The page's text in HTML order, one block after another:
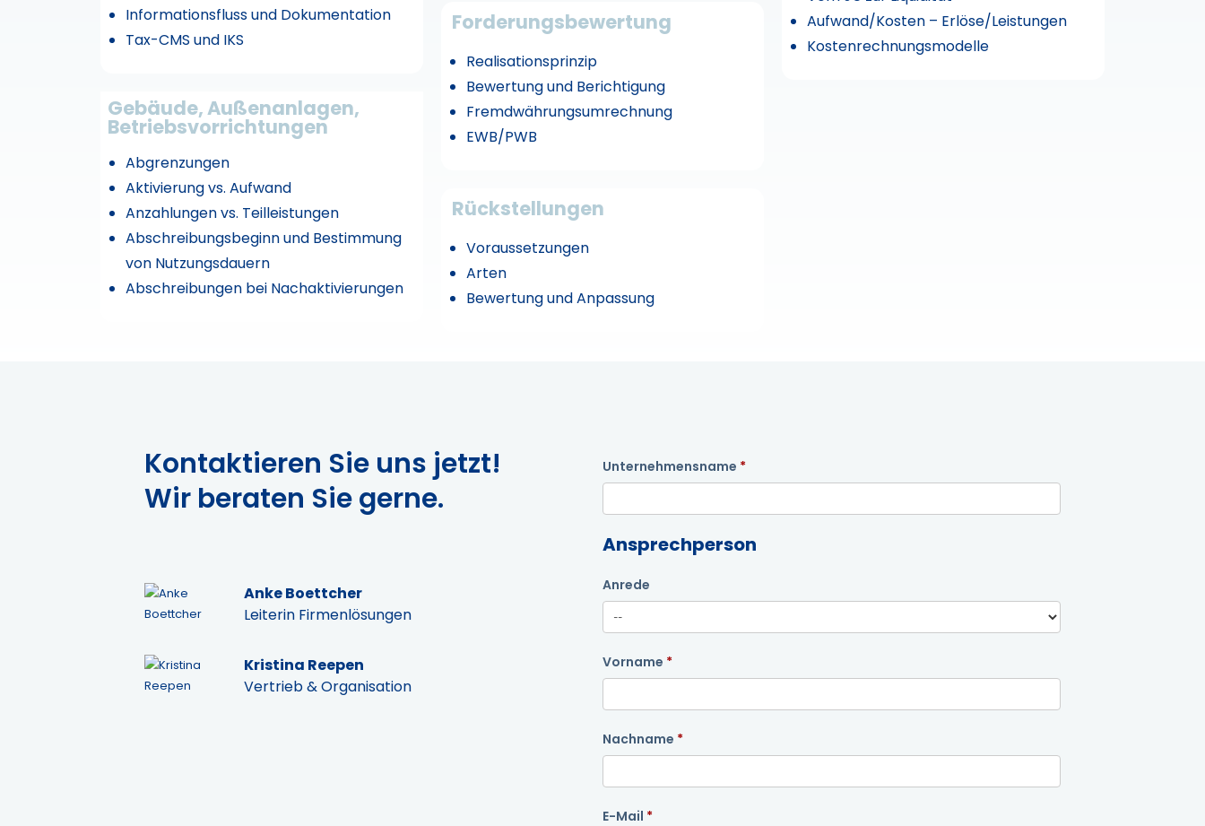
Informationsfluss und Dokumentation
Tax-CMS und IKS
Gebäude, Außenanlagen,
Betriebsvorrichtungen
Abgrenzungen
Aktivierung vs. Aufwand
Anzahlungen vs. Teilleistungen
Abschreibungsbeginn und Bestimmung
von Nutzungsdauern
Abschreibungen bei Nachaktivierungen
Forderungsbewertung
Realisationsprinzip
Bewertung und Berichtigung
Fremdwährungsumrechnung
EWB/PWB
Rückstellungen
Voraussetzungen
Arten
Bewertung und Anpassung
Aufwand/Kosten – Erlöse/Leistungen
Kostenrechnungsmodelle
Kontaktieren Sie uns jetzt!
Wir beraten Sie gerne.
Anke Boettcher
Leiterin Firmenlösungen
Kristina Reepen
Vertrieb & Organisation
Unternehmensname
Ansprechperson
Anrede
Vorname
Nachname
E-Mail